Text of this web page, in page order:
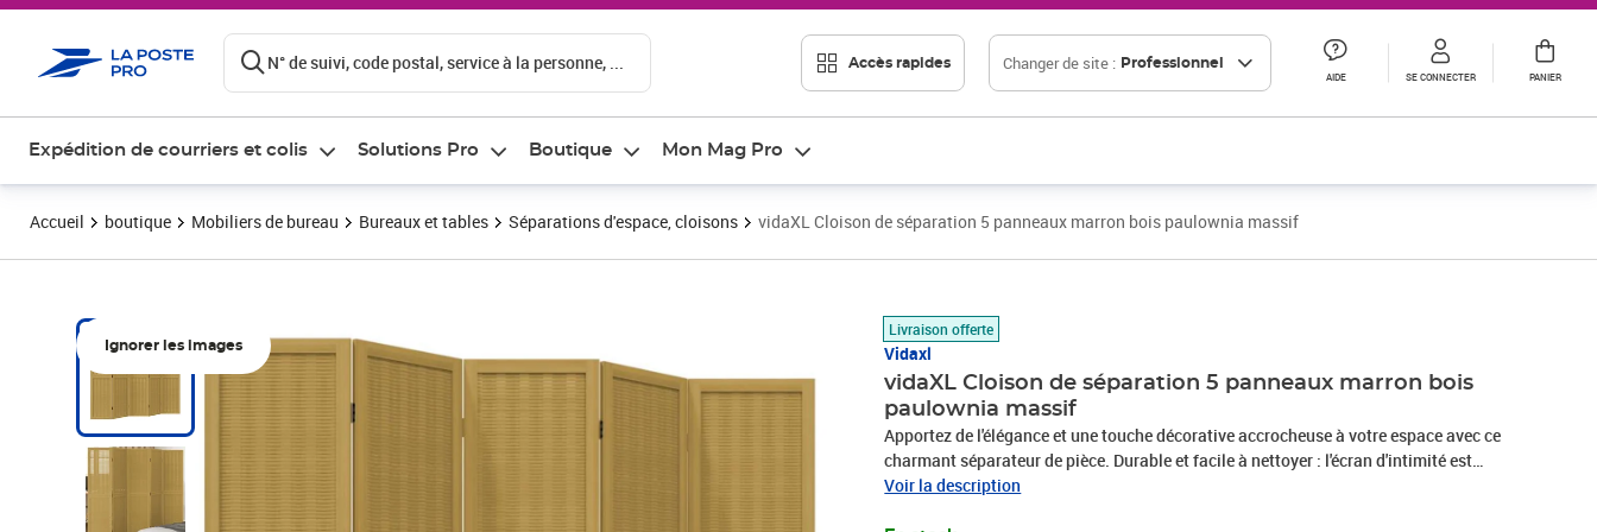
N° de suivi, code postal, service à la personne, ... Accès rapides Changer de site : Professionnel
AIDE SE CONNECTER PANIER
Expédition de courriers et colis Solutions Pro Boutique Mon Mag Pro
Accueil boutique Mobiliers de bureau Bureaux et tables Séparations d'espace, cloisons vidaXL Cloison de séparation 5 panneaux marron bois paulownia massif
Ignorer les images
Livraison offerte
Vidaxl
vidaXL Cloison de séparation 5 panneaux marron bois
paulownia massif
Apportez de l'élégance et une touche décorative accrocheuse à votre espace avec ce
charmant séparateur de pièce. Durable et facile à nettoyer : l'écran d'intimité est
fabriqué à partir de lattes de bambou nature, ce qui le rend facile à nettoyer et
Voir la description
Prix barré 101,66 €
Prix 94,80€